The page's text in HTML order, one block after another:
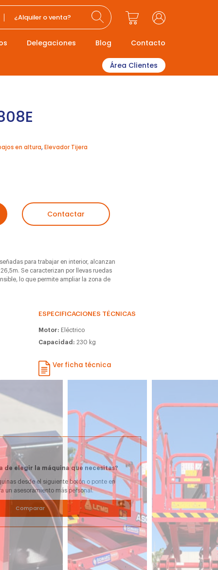
¿Alquiler o venta?
Delegaciones Blog Contacto
Área Clientes
en altura,Elevador Tijera
Contactar
para trabajar en interior, alcanzan
Se caracterizan por llevas ruedas
lo que permite ampliar la zona de
ESPECIFICACIONES TÉCNICAS
Motor: Eléctrico
Capacidad:230 kg
Ver ficha técnica
de elegir la máquina que necesitas?
desde el siguiente botón o ponte en
un asesoramiento más personal.
Comparar